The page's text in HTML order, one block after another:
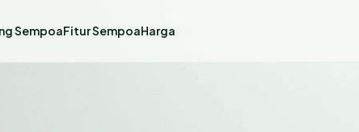
SempoaFitur SempoaHarga